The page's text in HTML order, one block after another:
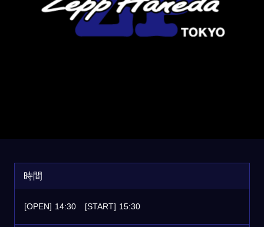
時間
[OPEN] 14:30 [START] 15:30